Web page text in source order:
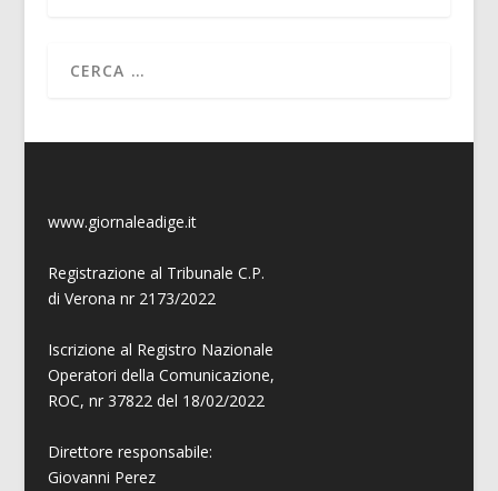
www.giornaleadige.it
Registrazione al Tribunale C.P.
di Verona nr 2173/2022
Iscrizione al Registro Nazionale
Operatori della Comunicazione,
ROC, nr 37822 del 18/02/2022
Direttore responsabile:
Giovanni Perez